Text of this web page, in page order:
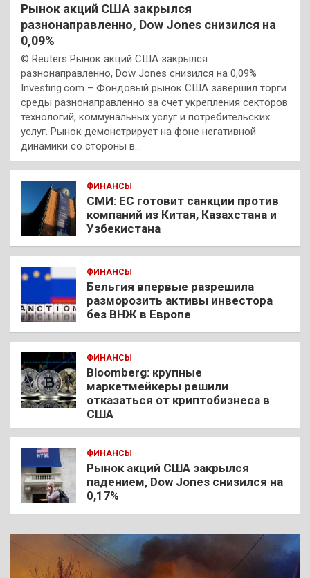
Рынок акций США закрылся
разнонаправленно, Dow Jones снизился на
0,09%
© Reuters Рынок акций США закрылся
разнонаправленно, Dow Jones снизился на 0,09%
Investing.com – Фондовый рынок США завершил торги
среды разнонаправленно за счет укрепления секторов
технологий, коммунальных услуг и потребительских
услуг. Рынок демонстрирует на фоне негативной
динамики со стороны в…
ФИНАНСЫ
СМИ: ЕС готовит санкции против
компаний из Китая, Казахстана и
Узбекистана
ФИНАНСЫ
Бельгия впервые разрешила
разморозить активы инвестора
без ВНЖ в Европе
ФИНАНСЫ
Bloomberg: крупные
маркетмейкеры решили
отказаться от криптобизнеса в
США
ФИНАНСЫ
Рынок акций США закрылся
падением, Dow Jones снизился на
0,17%